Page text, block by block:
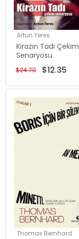
Artun Yeres
Kirazın Tadı Çekim
Senaryosu
$12.35
$24.70
Thomas Bernhard